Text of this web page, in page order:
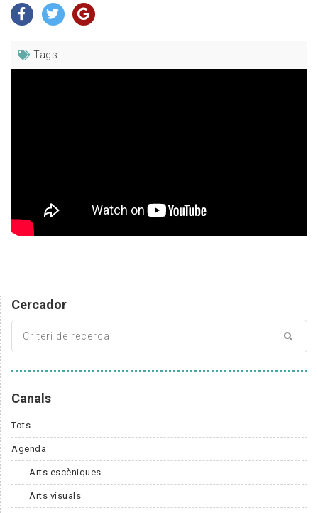
Tags:
Cercador
Canals
Tots
Agenda
Arts escèniques
Arts visuals